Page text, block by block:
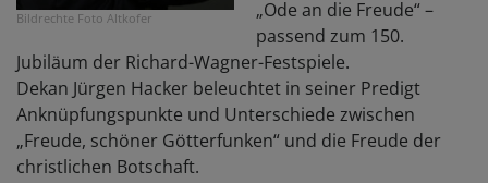
Bildrechte Foto Altkofer
„Ode an die Freude“ –
passend zum 150.
Jubiläum der Richard-Wagner-Festspiele.
Dekan Jürgen Hacker beleuchtet in seiner Predigt
Anknüpfungspunkte und Unterschiede zwischen
„Freude, schöner Götterfunken“ und die Freude der
christlichen Botschaft.